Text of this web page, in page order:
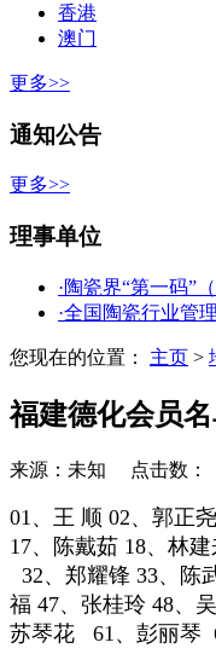
香港
澳门
更多>>
通知公告
更多>>
理事单位
·陶瓷界“第一码”
·全国陶瓷行业管
您现在的位置： 主页 >
福建德化会员
来源：未知 点击数：
01、王 顺 02、郭正
17、陈戴茹 18、林
32、郑耀锋 33、陈
福 47、张桂玲 48、
苏琴花 61、彭丽琴